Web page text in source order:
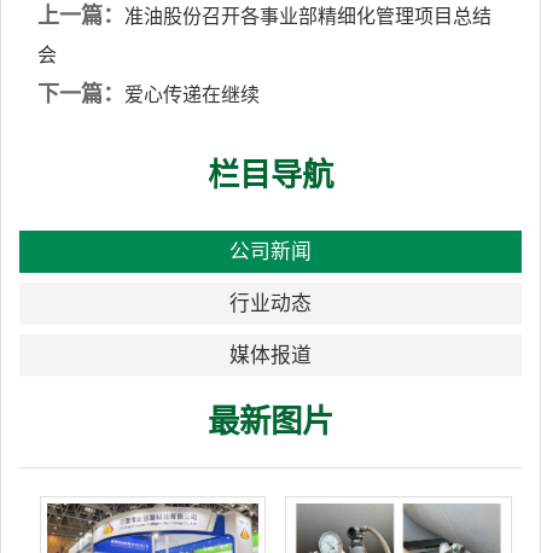
上一篇：
准油股份召开各事业部精细化管理项目总结
会
下一篇： 爱心传递在继续
栏目导航
公司新闻
行业动态
媒体报道
最新图片